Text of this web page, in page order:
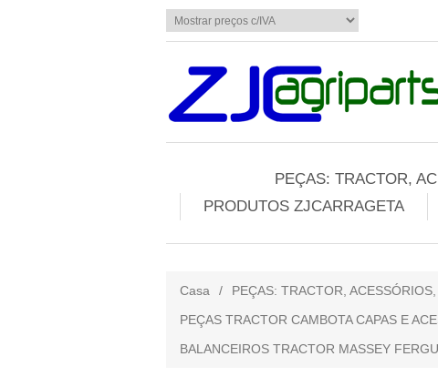
PEÇAS: TRACTOR,
PRODUTOS ZJCARRAGETA
Casa / PEÇAS: TRACTOR,
PEÇAS TRACTOR CAMBOTA CAPAS E
BALANCEIROS TRACTOR MASSEY